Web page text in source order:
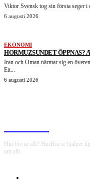
Viktor Svensk tog sin första seger i
6 augusti 2026
EKONOMI
HORMUZSUNDET ÖPPNAS?
Iran och Oman närmar sig en
Ett...
6 augusti 2026
Hur bra är allt? HurBra.se hjälper
om allt.